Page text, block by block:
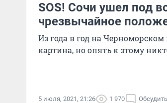
SOS! Сочи ушел под
чрезвычайное
Из года в год на
картина, но опять к этому
5 июля, 2021, 21:26 1 970 Обсудить